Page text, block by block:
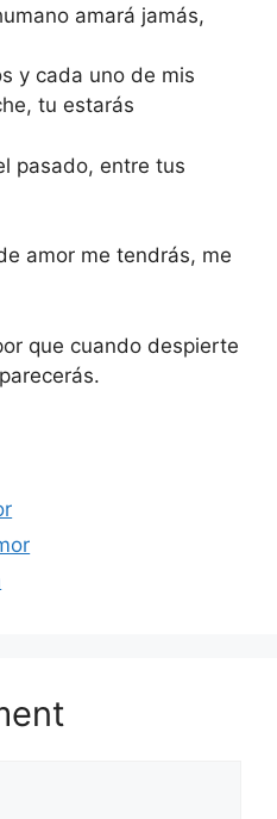
amará jamás,
y cada uno de mis
tu estarás
pasado, entre tus
amor me tendrás, me
que cuando despierte